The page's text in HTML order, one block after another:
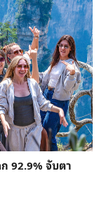
92.9% จับตา